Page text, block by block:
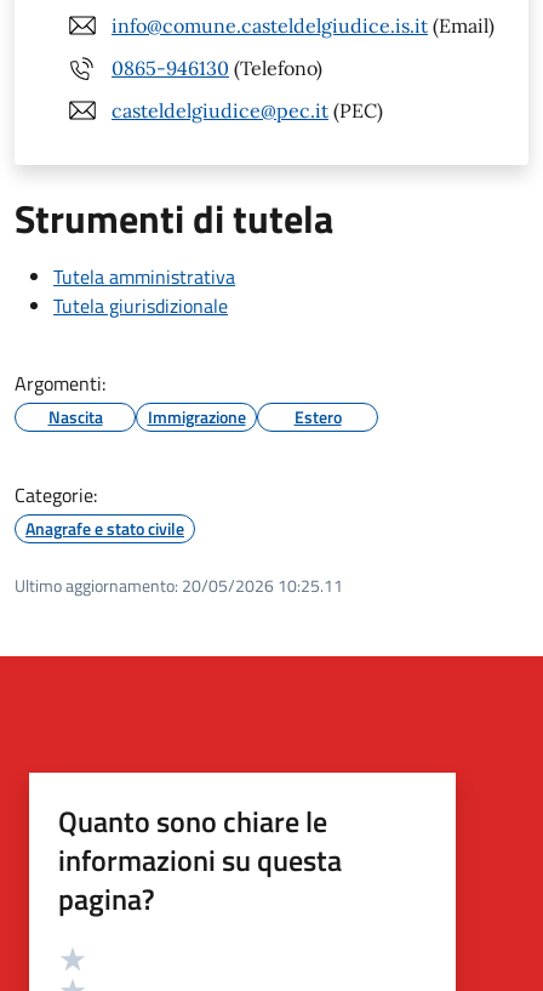
info@comune.casteldelgiudice.is.it (Email)
0865-946130 (Telefono)
casteldelgiudice@pec.it (PEC)
Strumenti di tutela
Tutela amministrativa
Tutela giurisdizionale
Argomenti:
Nascita Immigrazione Estero
Categorie:
Anagrafe e stato civile
Ultimo aggiornamento: 20/05/2026 10:25.11
Quanto sono chiare le
informazioni su questa
pagina?
Valutazione